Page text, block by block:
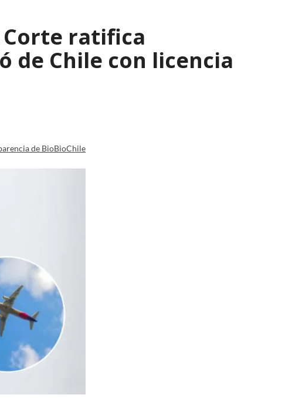
ratifica
de Chile con licencia
de BioBioChile